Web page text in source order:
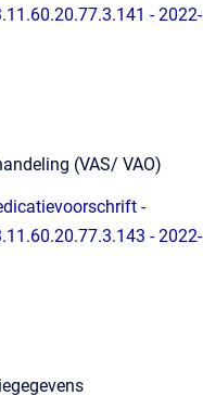
- 2022-
(VAS/ VAO)
-
- 2022-